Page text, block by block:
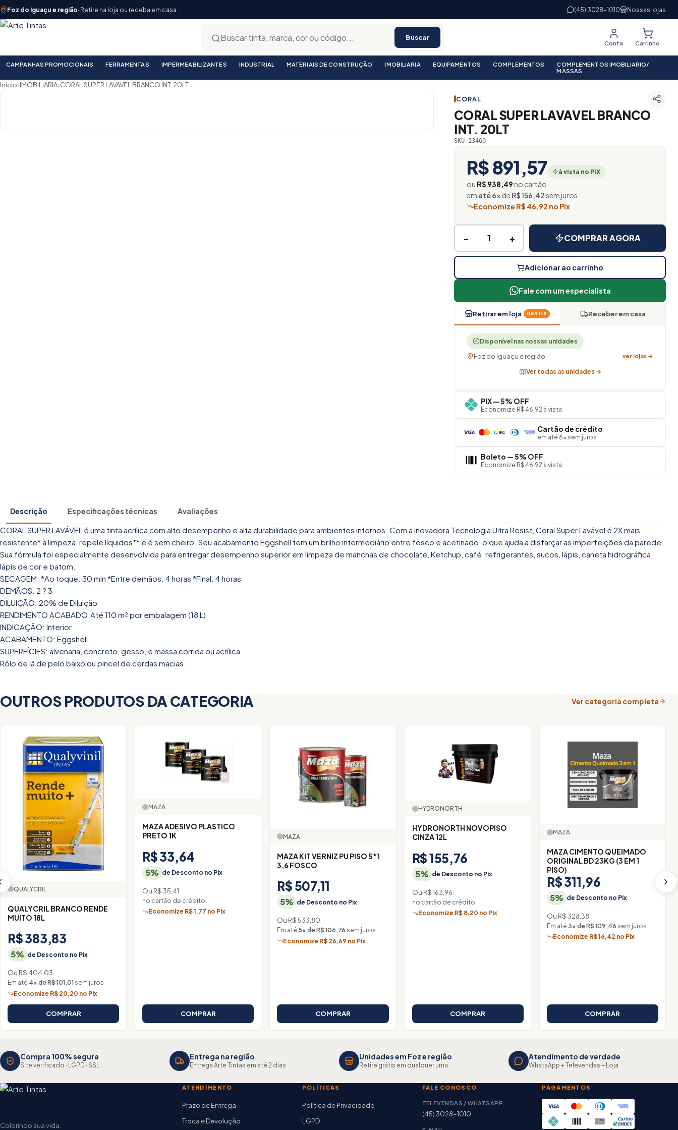
Foz do Iguaçu e região· Retire na loja ou receba em casa (45) 3028-1010 Nossas lojas
Buscar
Conta Carrinho
CAMPANHAS PROMOCIONAIS FERRAMENTAS IMPERMEABILIZANTES INDUSTRIAL MATERIAIS DE CONSTRUÇÃO IMOBILIARIA EQUIPAMENTOS COMPLEMENTOS
COMPLEMENTOS IMOBILIARIO/
MASSAS
Início›IMOBILIARIA›CORAL SUPER LAVAVEL BRANCO INT. 20LT
CORAL
CORAL SUPER LAVAVEL BRANCO
INT. 20LT
SKU 13460
R$ 891,57 à vista no PIX
ou R$ 938,49no cartão
em até 6× de R$ 156,42 sem juros
Economize R$ 46,92 no Pix
− + COMPRAR AGORA
Adicionar ao carrinho
Fale com um especialista
Retirar em loja GRÁTIS Receber em casa
Disponível nas nossas unidades
Foz do Iguaçu e região ver lojas →
Ver todas as unidades →
PIX — 5% OFF
Economize R$ 46,92 à vista
Cartão de crédito
em até 6× sem juros
Boleto — 5% OFF
Economize R$ 46,92 à vista
Descrição Especificações técnicas Avaliações
CORAL SUPER LAVÁVEL é uma tinta acrílica com alto desempenho e alta durabilidade para ambientes internos. Com a inovadora Tecnologia Ultra Resist, Coral Super Lavável é 2X mais
resistente* à limpeza, repele líquidos** e é sem cheiro. Seu acabamento Eggshell tem um brilho intermediário entre fosco e acetinado, o que ajuda a disfarçar as imperfeições da parede.
Sua fórmula foi especialmente desenvolvida para entregar desempenho superior em limpeza de manchas de chocolate, Ketchup, café, refrigerantes, sucos, lápis, caneta hidrográfica,
lápis de cor e batom.
SECAGEM: *Ao toque: 30 min *Entre demãos: 4 horas *Final: 4 horas
DEMÃOS: 2 ? 3
DILUIÇÃO: 20% de Diluição
RENDIMENTO ACABADO:Até 110 m² por embalagem (18 L)
INDICAÇÃO: Interior
ACABAMENTO: Eggshell
SUPERFÍCIES: alvenaria, concreto, gesso, e massa corrida ou acrílica
Rôlo de lã de pelo baixo ou pincel de cerdas macias.
OUTROS PRODUTOS DA CATEGORIA Ver categoria completa
QUALYCRIL
QUALYCRIL BRANCO RENDE
MUITO 18L
R$ 383,83
5% de Desconto no Pix
Ou R$ 404,03
Em até 4× de R$ 101,01 sem juros
Economize R$ 20,20 no Pix
COMPRAR
MAZA
MAZA ADESIVO PLASTICO
PRETO 1K
R$ 33,64
5% de Desconto no Pix
Ou R$ 35,41
no cartão de crédito
Economize R$ 1,77 no Pix
COMPRAR
MAZA
MAZA KIT VERNIZ PU PISO 5*1
3,6 FOSCO
R$ 507,11
5% de Desconto no Pix
Ou R$ 533,80
Em até 5× de R$ 106,76 sem juros
Economize R$ 26,69 no Pix
COMPRAR
HYDRONORTH
HYDRONORTH NOVOPISO
CINZA 12L
R$ 155,76
5% de Desconto no Pix
Ou R$ 163,96
no cartão de crédito
Economize R$ 8,20 no Pix
COMPRAR
MAZA
MAZA CIMENTO QUEIMADO
ORIGINAL BD 23KG (3 EM 1
PISO)
R$ 311,96
5% de Desconto no Pix
Ou R$ 328,38
Em até 3× de R$ 109,46 sem juros
Economize R$ 16,42 no Pix
COMPRAR
Compra 100% segura
Site verificado · LGPD · SSL
Entrega na região
Entrega Arte Tintas em até 2 dias
Unidades em Foz e região
Retire grátis em qualquer uma
Atendimento de verdade
WhatsApp + Televendas + Loja
Colorindo sua vida.
ATENDIMENTO
Prazo de Entrega
Troca e Devolução
POLÍTICAS
Política de Privacidade
LGPD
FALE CONOSCO
TELEVENDAS / WHATSAPP
(45) 3028-1010
PAGAMENTOS